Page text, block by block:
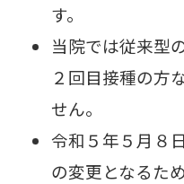
す。
当院では従来型
２回目接種の方
せん。
令和５年５月８
の変更となるた